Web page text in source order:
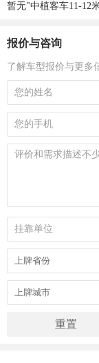
暂无"中植客车11-12
报价与咨询
了解车型报价与更多